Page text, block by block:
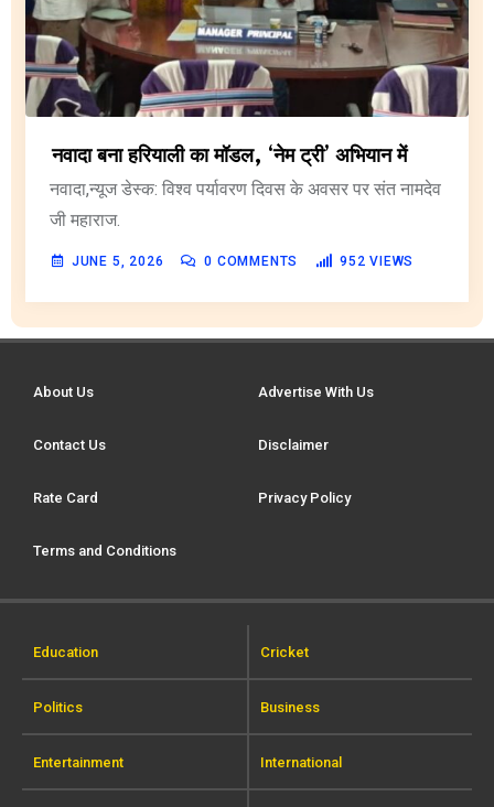
नवादा बना हरियाली का मॉडल, ‘नेम ट्री’ अभियान में
नवादा,न्यूज डेस्क: विश्व पर्यावरण दिवस के अवसर पर संत नामदेव
जी महाराज.
JUNE 5, 2026 0 COMMENTS 952 VIEWS
About Us Advertise With Us
Contact Us Disclaimer
Rate Card Privacy Policy
Terms and Conditions
Education Cricket
Politics Business
Entertainment International